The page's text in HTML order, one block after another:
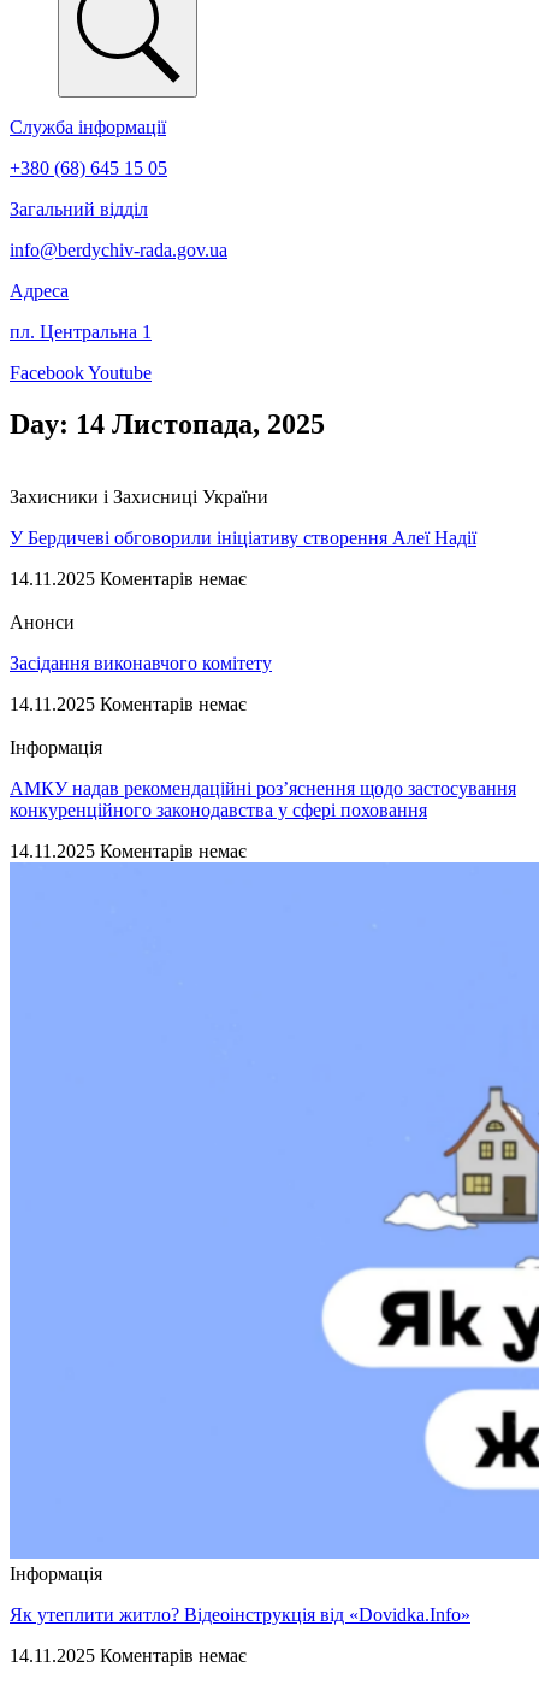
Служба інформації
+380 (68) 645 15 05
Загальний відділ
info@berdychiv-rada.gov.ua
Адреса
пл. Центральна 1
FacebookYoutube
Day: 14 Листопада, 2025
Захисники і Захисниці України
У Бердичеві обговорили ініціативу створення Алеї Надії
14.11.2025 Коментарів немає
Анонси
Засідання виконавчого комітету
14.11.2025 Коментарів немає
Інформація
АМКУ надав рекомендаційні роз’яснення щодо застосування
конкуренційного законодавства у сфері поховання
14.11.2025 Коментарів немає
Інформація
Як утеплити житло? Відеоінструкція від «Dovidka.Info»
14.11.2025 Коментарів немає